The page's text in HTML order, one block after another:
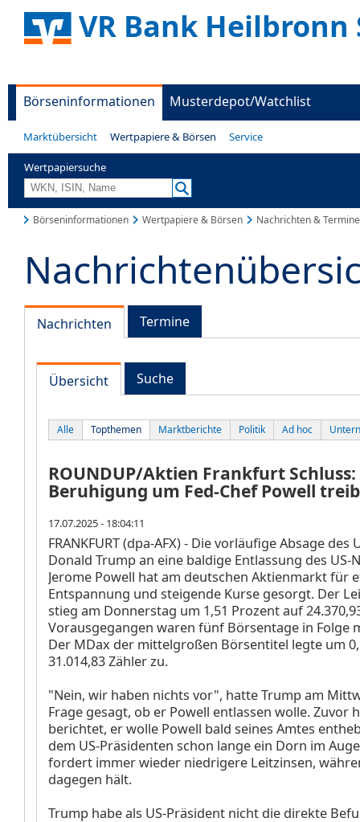
VR Bank Heilbronn
Börseninformationen Musterdepot/Watchlist
Marktübersicht Wertpapiere & Börsen Service
Wertpapiersuche
Börseninformationen Wertpapiere & Börsen Nachrichten & Termine
Nachrichten Termine
Übersicht Suche
Alle Topthemen Marktberichte Politik Ad hoc
ROUNDUP/Aktien Frankfurt Schluss:
Beruhigung um Fed-Chef Powell
17.07.2025 - 18:04:11
FRANKFURT (dpa-AFX) - Die vorläufige Absage des
Donald Trump an eine baldige Entlassung des US-
Jerome Powell hat am deutschen Aktienmarkt für
Entspannung und steigende Kurse gesorgt. Der
stieg am Donnerstag um 1,51 Prozent auf
Vorausgegangen waren fünf Börsentage in Folge
Der MDax der mittelgroßen Börsentitel legte um
31.014,83 Zähler zu.
"Nein, wir haben nichts vor", hatte Trump am
Frage gesagt, ob er Powell entlassen wolle. Zuvor
berichtet, er wolle Powell bald seines Amtes
dem US-Präsidenten schon lange ein Dorn im
fordert immer wieder niedrigere Leitzinsen,
dagegen hält.
Trump habe als US-Präsident nicht die direkte